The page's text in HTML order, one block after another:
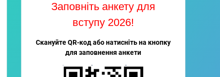
Заповніть анкету для
вступу 2026!
Скануйте QR-код або натисніть на кнопку
для заповнення анкети